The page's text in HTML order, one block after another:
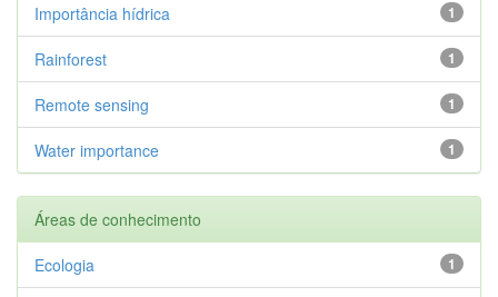
1
Importância hídrica
1
Rainforest
1
Remote sensing
1
Water importance
Áreas de conhecimento
1
Ecologia